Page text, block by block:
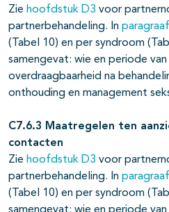
Zie hoofdstuk D3 voor
partnerbehandeling. In
(Tabel 10) en per syndroom
samengevat: wie en periode
overdraagbaarheid na
onthouding en management
C7.6.3 Maatregelen ten
contacten
Zie hoofdstuk D3 voor
partnerbehandeling. In
(Tabel 10) en per syndroom